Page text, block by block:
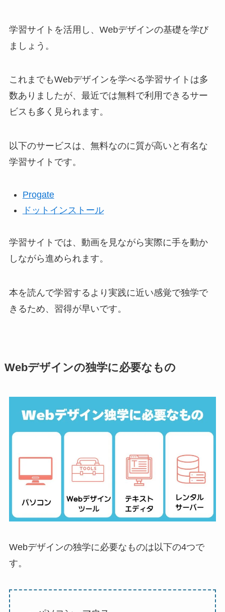
学習サイトを活用し、Webデザインの基礎を学び
ましょう。
これまでもWebデザインを学べる学習サイトは多
数ありましたが、最近では無料で利用できるサー
ビスも多く見られます。
以下のサービスは、無料なのに質が高いと有名な
学習サイトです。
Progate
ドットインストール
学習サイトでは、動画を見ながら実際に手を動か
しながら進められます。
本を読んで学習するより実践に近い感覚で独学で
きるため、習得が早いです。
Webデザインの独学に必要なもの
Webデザインの独学に必要なものは以下の4つで
す。